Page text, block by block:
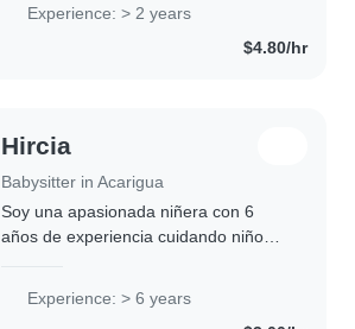
Experience: > 2 years
$4.80/hr
Hircia
Babysitter in Acarigua
Soy una apasionada niñera con 6
años de experiencia cuidando niños
educativos. Estoy preparada para
Experience: > 6 years